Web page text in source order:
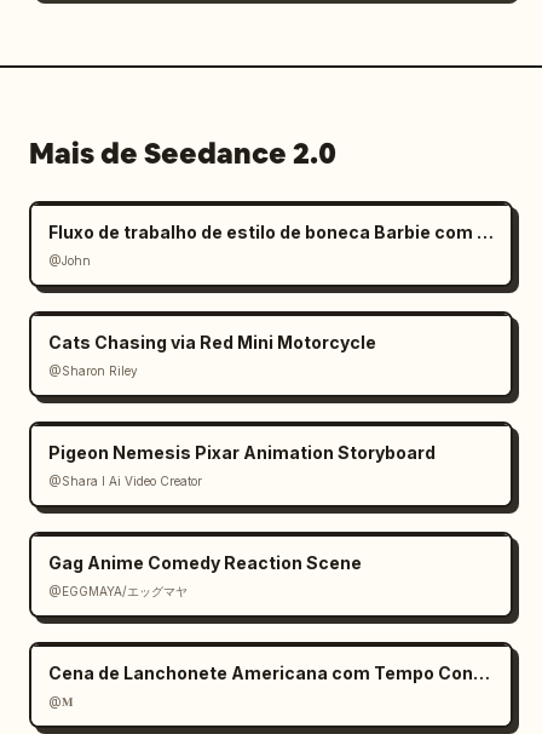
Mais de Seedance 2.0
Fluxo de trabalho de estilo de boneca Barbie com mãos gigantes
@John
Cats Chasing via Red Mini Motorcycle
@Sharon Riley
Pigeon Nemesis Pixar Animation Storyboard
@Shara I Ai Video Creator
Gag Anime Comedy Reaction Scene
@EGGMAYA/エッグマヤ
Cena de Lanchonete Americana com Tempo Congelado
@𝐌